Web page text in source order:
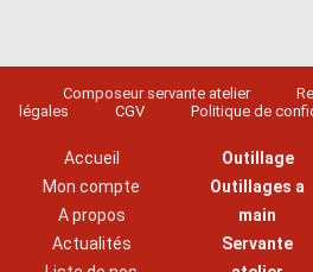
Composeur servante atelier
légales
CGV Politique de
Accueil
Mon compte
A propos
Actualités
Outillage
Outillages a
main
Servante